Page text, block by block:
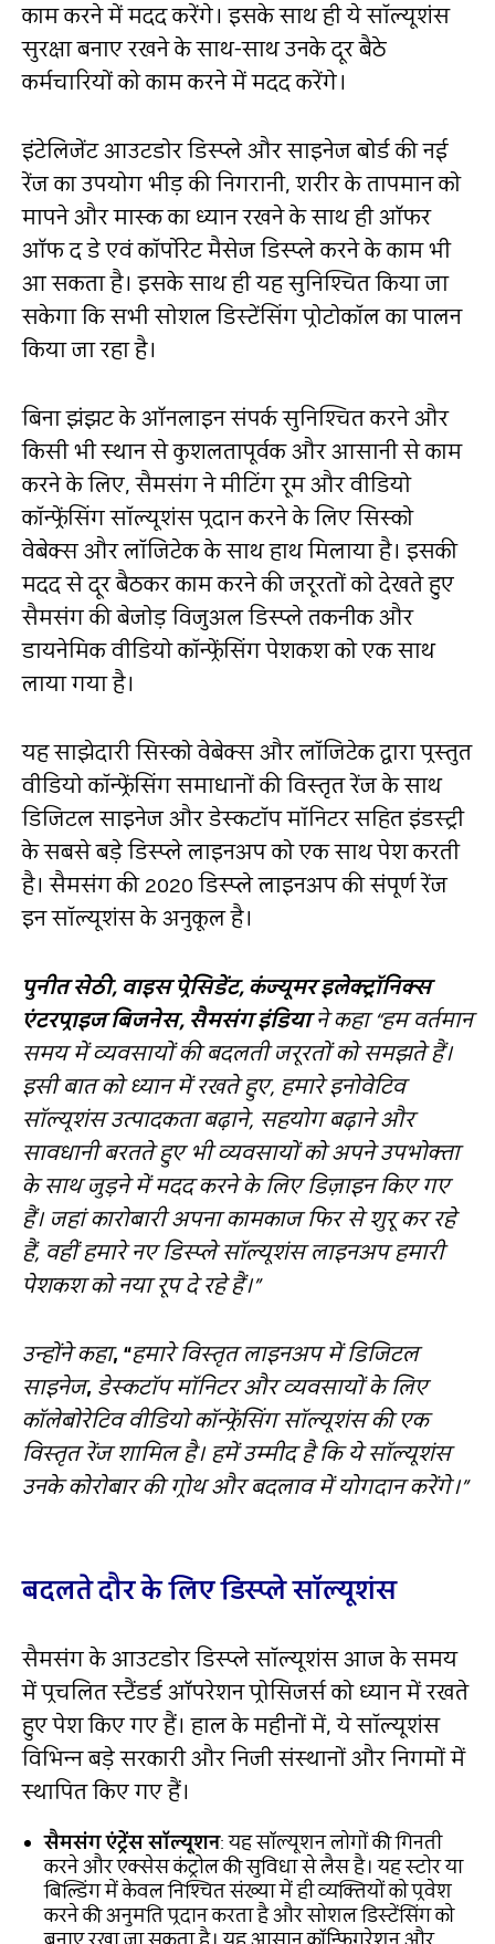
काम करने में मदद करेंगे। इसके साथ ही ये सॉल्यूशंस
सुरक्षा बनाए रखने के साथ-साथ उनके दूर बैठे
कर्मचारियों को काम करने में मदद करेंगे।
इंटेलिजेंट आउटडोर डिस्प्ले और साइनेज बोर्ड की नई
रेंज का उपयोग भीड़ की निगरानी, शरीर के तापमान को
मापने और मास्क का ध्यान रखने के साथ ही ऑफर
ऑफ द डे एवं कॉर्पोरेट मैसेज डिस्प्ले करने के काम भी
आ सकता है। इसके साथ ही यह सुनिश्चित किया जा
सकेगा कि सभी सोशल डिस्टेंसिंग प्रोटोकॉल का पालन
किया जा रहा है।
बिना झंझट के ऑनलाइन संपर्क सुनिश्चित करने और
किसी भी स्थान से कुशलतापूर्वक और आसानी से काम
करने के लिए, सैमसंग ने मीटिंग रूम और वीडियो
कॉन्फ्रेंसिंग सॉल्यूशंस प्रदान करने के लिए सिस्को
वेबेक्स और लॉजिटेक के साथ हाथ मिलाया है। इसकी
मदद से दूर बैठकर काम करने की जरूरतों को देखते हुए
सैमसंग की बेजोड़ विजुअल डिस्प्ले तकनीक और
डायनेमिक वीडियो कॉन्फ्रेंसिंग पेशकश को एक साथ
लाया गया है।
यह साझेदारी सिस्को वेबेक्स और लॉजिटेक द्वारा प्रस्तुत
वीडियो कॉन्फ्रेंसिंग समाधानों की विस्तृत रेंज के साथ
डिजिटल साइनेज और डेस्कटॉप मॉनिटर सहित इंडस्ट्री
के सबसे बड़े डिस्प्ले लाइनअप को एक साथ पेश करती
है। सैमसंग की 2020 डिस्प्ले लाइनअप की संपूर्ण रेंज
इन सॉल्यूशंस के अनुकूल है।
पुनीत सेठी, वाइस प्रेसिडेंट, कंज्यूमर इलेक्ट्रॉनिक्स
एंटरप्राइज बिजनेस, सैमसंग इंडियाने कहा“हम वर्तमान
समय में व्यवसायों की बदलती जरूरतों को समझते हैं।
इसी बात को ध्यान में रखते हुए, हमारे इनोवेटिव
सॉल्यूशंस उत्पादकता बढ़ाने, सहयोग बढ़ाने और
सावधानी बरतते हुए भी व्यवसायों को अपने उपभोक्ता
के साथ जुड़ने में मदद करने के लिए डिज़ाइन किए गए
हैं। जहां कारोबारी अपना कामकाज फिर से शुरू कर रहे
हैं, वहीं हमारे नए डिस्प्ले सॉल्यूशंस लाइनअप हमारी
पेशकश को नया रूप दे रहे हैं।”
उन्होंने कहा, “हमारे विस्तृत लाइनअप में डिजिटल
साइनेज, डेस्कटॉप मॉनिटर और व्यवसायों के लिए
कॉलेबोरेटिव वीडियो कॉन्फ्रेंसिंग सॉल्यूशंस की एक
विस्तृत रेंज शामिल है। हमें उम्मीद है कि ये सॉल्यूशंस
उनके कोरोबार की ग्रोथ और बदलाव में योगदान करेंगे।”
बदलते दौर के लिए डिस्प्ले सॉल्यूशंस
सैमसंग के आउटडोर डिस्प्ले सॉल्यूशंस आज के समय
में प्रचलित स्टैंडर्ड ऑपरेशन प्रोसिजर्स को ध्यान में रखते
हुए पेश किए गए हैं। हाल के महीनों में, ये सॉल्यूशंस
विभिन्न बड़े सरकारी और निजी संस्थानों और निगमों में
स्थापित किए गए हैं।
सैमसंग एंट्रेंस सॉल्यूशन: यह सॉल्यूशन लोगों की गिनती
करने और एक्सेस कंट्रोल की सुविधा से लैस है। यह स्टोर या
बिल्डिंग में केवल निश्चित संख्या में ही व्यक्तियों को प्रवेश
करने की अनुमति प्रदान करता है और सोशल डिस्टेंसिंग को